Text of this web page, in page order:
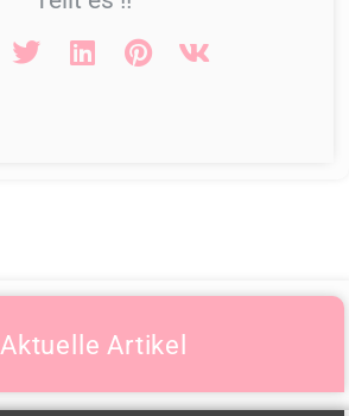
Aktuelle Artikel